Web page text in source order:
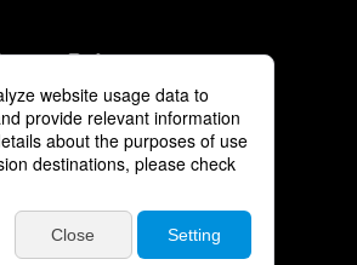
セキュリティ基本方針
安全に関する基本方針
イトご利用にあたって
個人情報保護方針